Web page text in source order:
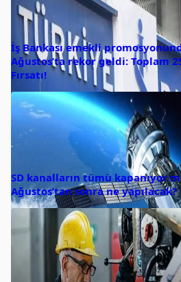
İş Bankası emekli
Ağustos’ta rekor geldi: Toplam
Fırsatı!
SD kanalların tümü kapanıyor
Ağustos’tan sonra ne yapılacak?